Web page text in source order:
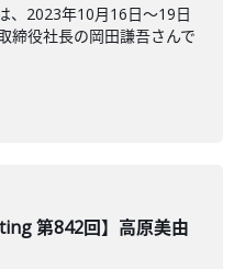
、2023年10月16日〜19日
締役社長の岡田謙吾さんで
第842回】高原美由